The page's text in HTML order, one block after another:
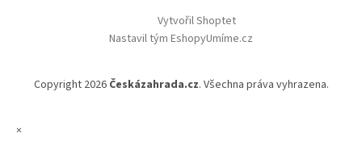
Vytvořil Shoptet
Nastavil tým EshopyUmíme.cz
Copyright 2026 Českázahrada.cz. Všechna práva vyhrazena.
×